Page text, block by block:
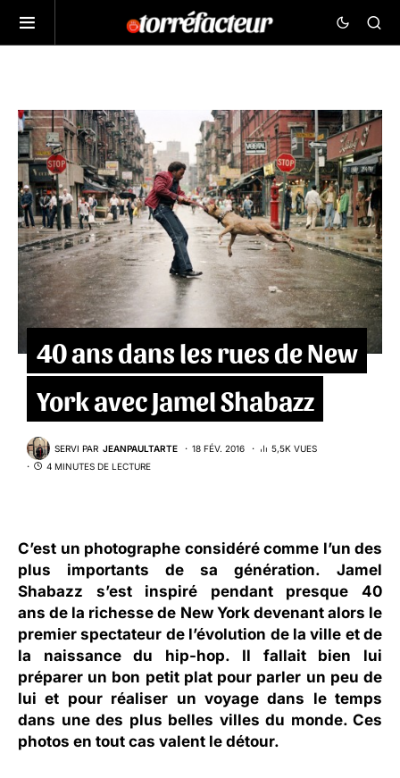
40 ans dans les rues de New
York avec Jamel Shabazz
SERVI PAR JEANPAULTARTE 18 FÉV. 2016
5,5K VUES
4 MINUTES DE LECTURE
C’est un photographe considéré comme l’un des
plus importants de sa génération. Jamel
Shabazz s’est inspiré pendant presque 40
ans de la richesse de New York devenant alors le
premier spectateur de l’évolution de la ville et de
la naissance du hip-hop. Il fallait bien lui
préparer un bon petit plat pour parler un peu de
lui et pour réaliser un voyage dans le temps
dans une des plus belles villes du monde. Ces
photos en tout cas valent le détour.